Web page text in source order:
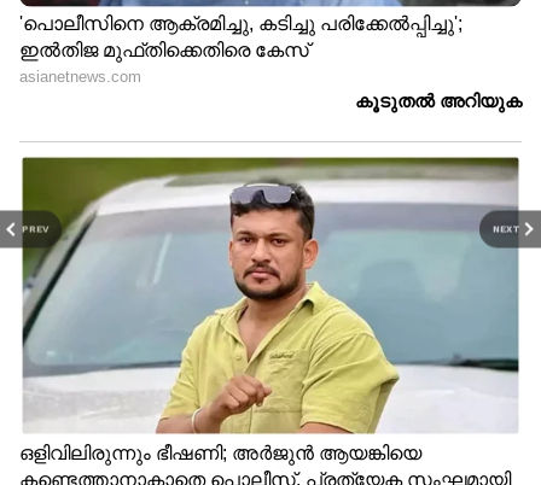
PREV NEXT
LATEST VIDEOS
'ഫിഷറീസ് രക്ഷപ്പെടുത്തിയ
ഒരാളുടെ പേര് പറയാമോ? ഈ
സിസ്റ്റം ഉണരണം, സംവിധാനങ്ങളെ
കൃത്യമായി ഉപയോഗിക്കണം'